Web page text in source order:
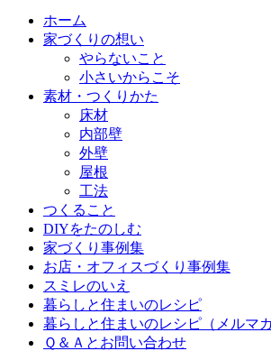
ホーム
家づくりの想い
やらないこと
小さいからこそ
素材・つくりかた
床材
内部壁
外壁
屋根
工法
つくること
DIYをたのしむ
家づくり事例集
お店・オフィスづくり事例集
スミレのいえ
暮らしと住まいのレシピ
暮らしと住まいのレシピ（メルマガ
Ｑ＆Ａとお問い合わせ